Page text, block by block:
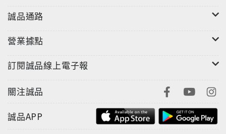
誠品通路
營業據點
訂閱誠品線上電子報
關注誠品
誠品APP